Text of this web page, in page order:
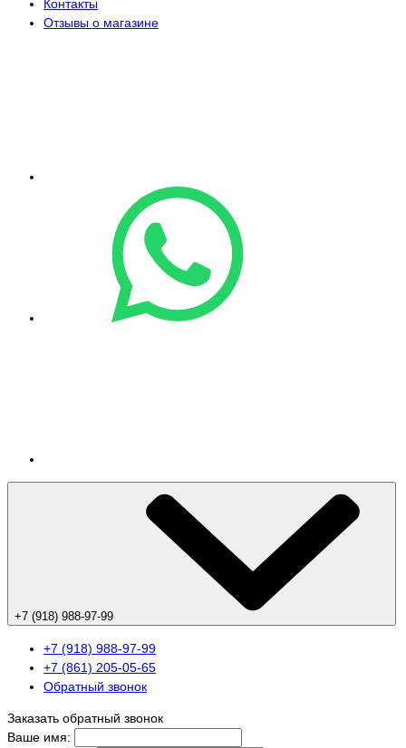
Контакты
Отзывы о магазине
+7 (918) 988-97-99
+7 (918) 988-97-99
+7 (861) 205-05-65
Обратный звонок
Заказать обратный звонок
Ваше имя: